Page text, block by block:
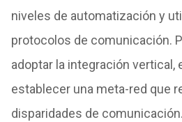
niveles de automatización y
protocolos de comunicación.
adoptar la integración vertical,
establecer una meta-red que
disparidades de comunicación.